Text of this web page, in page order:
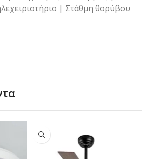
| Στάθμη θορύβου